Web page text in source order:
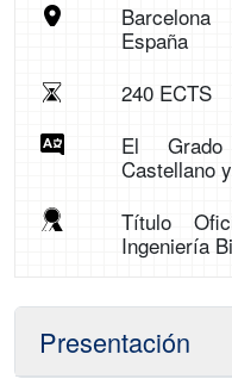
Barcelona
España
240 ECTS
El
Castellano
Título
Ingeniería
Presentación